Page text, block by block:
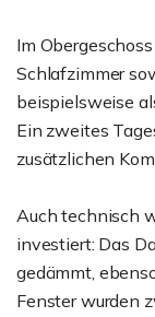
Im
Schlafzimmer
beispielsweise
Ein zweites
zusätzlichen
Auch technisch
investiert: Das
gedämmt,
Fenster wurden